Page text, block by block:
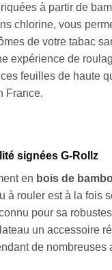
à partir de
chlorine, vous
de votre tabac
expérience de
feuilles de haute
France.
signées G-Rollz
en bois de
à rouler est à la fois
pour sa
un accessoire
de nombreuses